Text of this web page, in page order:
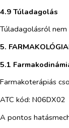
4.9 Túladagolás
Túladagolásról
5.
5.1
Farmakoterápiás
ATC kód: N06DX02
A pontos